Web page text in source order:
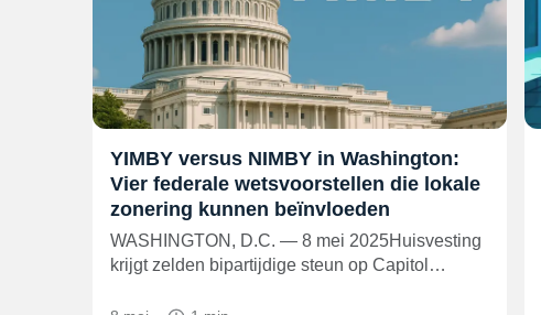
YIMBY versus NIMBY in Washington:
Vier federale wetsvoorstellen die lokale
zonering kunnen beïnvloeden
WASHINGTON, D.C. — 8 mei 2025Huisvesting
krijgt zelden bipartijdige steun op Capitol…